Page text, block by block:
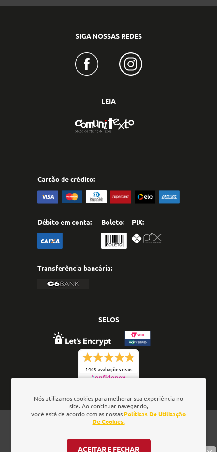
SIGA NOSSAS REDES
LEIA
Cartão de crédito:
Débito em conta: Boleto: PIX:
Transferência bancária:
SELOS
1469 avaliações reais
Oficina de Textos - Rua da Consolação, 323 - Loja 28 -
- CNPJ: 01.337.552/0001-52
Nós utilizamos cookies para melhorar sua experiência no
site. Ao continuar navegando,
você está de acordo com as nossas Políticas De Utilização
De Cookies.
ACEITAR E FECHAR